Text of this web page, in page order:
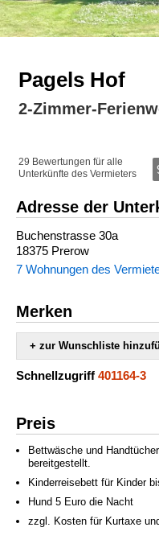
Pagels Hof
2-Zimmer-
29 Bewertungen für alle
Unterkünfte des Vermieters
Adresse der
Buchenstrasse 30a
18375 Prerow
7 Wohnungen des
Merken
+ zur Wunschliste
Schnellzugriff 401164-3
Preis
Bettwäsche und
bereitgestellt.
Kinderreisebett für Kinder
Hund 5 Euro die Nacht
zzgl. Kosten für Kurtaxe